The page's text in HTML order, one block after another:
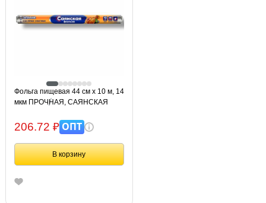
Фольга пищевая 44 см х 10 м, 14
мкм ПРОЧНАЯ, САЯНСКАЯ
О10П-440х15
206.72 ₽ОПТ
В корзину